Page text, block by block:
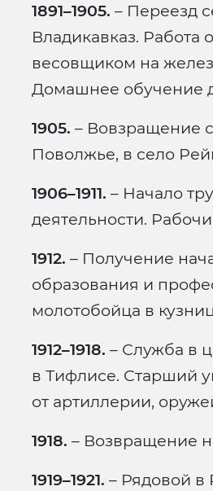
1891–1905. – Переезд
Владикавказ. Работа
весовщиком на
Домашнее обучение
1905. – Вовзращение
Поволжье, в село
1906–1911. – Начало
деятельности.
1912. – Получение
образования и
молотобойца в
1912–1918. – Служба в
в Тифлисе. Старший
от артиллерии,
1918. – Возвращение
1919–1921. – Рядовой в